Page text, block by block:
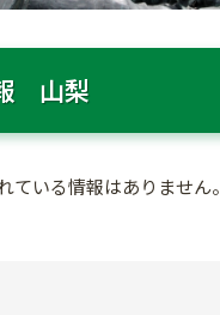
山梨
ている情報はありません。